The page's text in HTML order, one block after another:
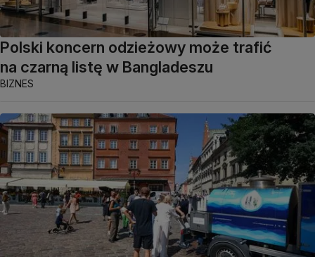
Polski koncern odzieżowy może trafić
na czarną listę w Bangladeszu
BIZNES